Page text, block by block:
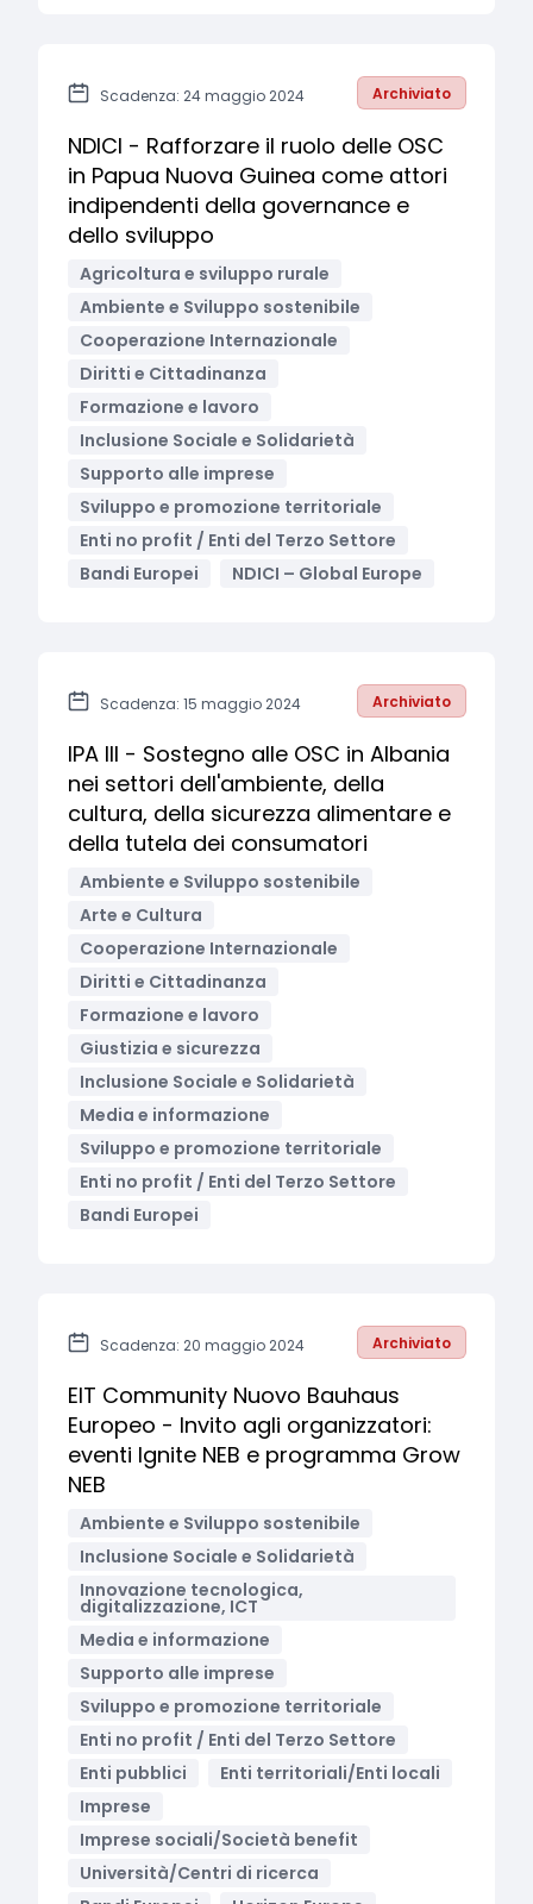
Scadenza: 24 maggio 2024 Archiviato
NDICI - Rafforzare il ruolo delle OSC
in Papua Nuova Guinea come attori
indipendenti della governance e
dello sviluppo
Agricoltura e sviluppo rurale
Ambiente e Sviluppo sostenibile
Cooperazione Internazionale
Diritti e Cittadinanza
Formazione e lavoro
Inclusione Sociale e Solidarietà
Supporto alle imprese
Sviluppo e promozione territoriale
Enti no profit / Enti del Terzo Settore
Bandi Europei
NDICI – Global Europe
Scadenza: 15 maggio 2024 Archiviato
IPA III - Sostegno alle OSC in Albania
nei settori dell'ambiente, della
cultura, della sicurezza alimentare e
della tutela dei consumatori
Ambiente e Sviluppo sostenibile
Arte e Cultura
Cooperazione Internazionale
Diritti e Cittadinanza
Formazione e lavoro
Giustizia e sicurezza
Inclusione Sociale e Solidarietà
Media e informazione
Sviluppo e promozione territoriale
Enti no profit / Enti del Terzo Settore
Bandi Europei
Scadenza: 20 maggio 2024 Archiviato
EIT Community Nuovo Bauhaus
Europeo - Invito agli organizzatori:
eventi Ignite NEB e programma Grow
NEB
Ambiente e Sviluppo sostenibile
Inclusione Sociale e Solidarietà
Innovazione tecnologica,
digitalizzazione, ICT
Media e informazione
Supporto alle imprese
Sviluppo e promozione territoriale
Enti no profit / Enti del Terzo Settore
Enti pubblici
Enti territoriali/Enti locali
Imprese
Imprese sociali/Società benefit
Università/Centri di ricerca